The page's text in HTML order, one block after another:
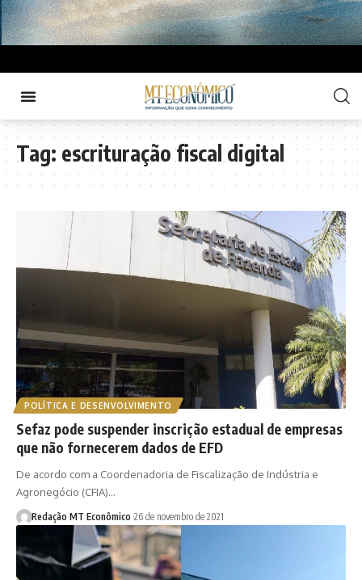
Tag: escrituração fiscal digital
POLÍTICA E DESENVOLVIMENTO
Sefaz pode suspender inscrição estadual de empresas
que não fornecerem dados de EFD
De acordo com a Coordenadoria de Fiscalização de Indústria e
Agronegócio (CFIA)…
Redação MT Econômico 26 de novembro de 2021